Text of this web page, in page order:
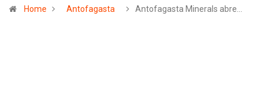
Home Antofagasta Antofagasta Minerals abre…